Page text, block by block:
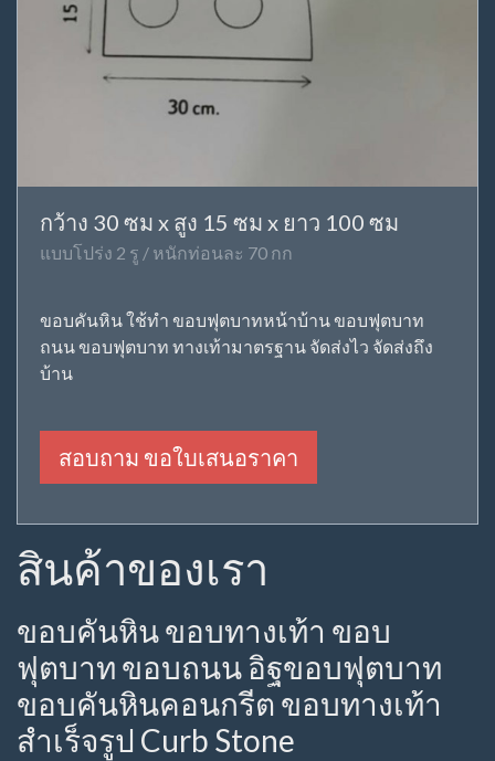
กว้าง 30 ซม x สูง 15 ซม x ยาว 100 ซม
แบบโปร่ง 2 รู / หนักท่อนละ 70 กก
ขอบคันหิน ใช้ทำ ขอบฟุตบาทหน้าบ้าน ขอบฟุตบาท
ถนน ขอบฟุตบาท ทางเท้ามาตรฐาน จัดส่งไว จัดส่งถึง
บ้าน
สอบถาม ขอใบเสนอราคา
สินค้าของเรา
ขอบคันหิน ขอบทางเท้า ขอบ
ฟุตบาท ขอบถนน อิฐขอบฟุตบาท
ขอบคันหินคอนกรีต ขอบทางเท้า
สำเร็จรูป Curb Stone